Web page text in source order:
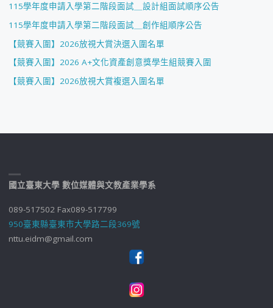
115學年度申請入學第二階段面試＿設計組面試順序公告
115學年度申請入學第二階段面試＿創作組順序公告
【競賽入圍】2026放視大賞決選入圍名單
【競賽入圍】2026 A+文化資產創意獎學生組競賽入圍
【競賽入圍】2026放視大賞複選入圍名單
國立臺東大學 數位媒體與文教產業學系
089-517502 Fax089-517799
950臺東縣臺東市大學路二段369號
nttu.eidm@gmail.com